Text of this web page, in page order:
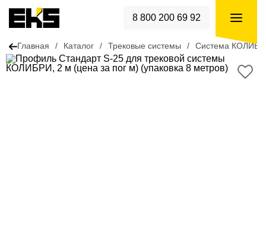
8 800 200 69 92
Главная / Каталог / Трековые системы / Система